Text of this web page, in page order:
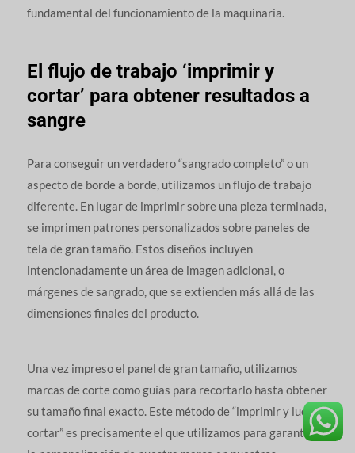
fundamental del funcionamiento de la maquinaria.
El flujo de trabajo ‘imprimir y
cortar’ para obtener resultados a
sangre
Para conseguir un verdadero “sangrado completo” o un
aspecto de borde a borde, utilizamos un flujo de trabajo
diferente. En lugar de imprimir sobre una pieza terminada,
se imprimen patrones personalizados sobre paneles de
tela de gran tamaño. Estos diseños incluyen
intencionadamente un área de imagen adicional, o
márgenes de sangrado, que se extienden más allá de las
dimensiones finales del producto.
Una vez impreso el panel de gran tamaño, utilizamos
marcas de corte como guías para recortarlo hasta obtener
su tamaño final exacto. Este método de “imprimir y luego
cortar” es precisamente el que utilizamos para garantizar